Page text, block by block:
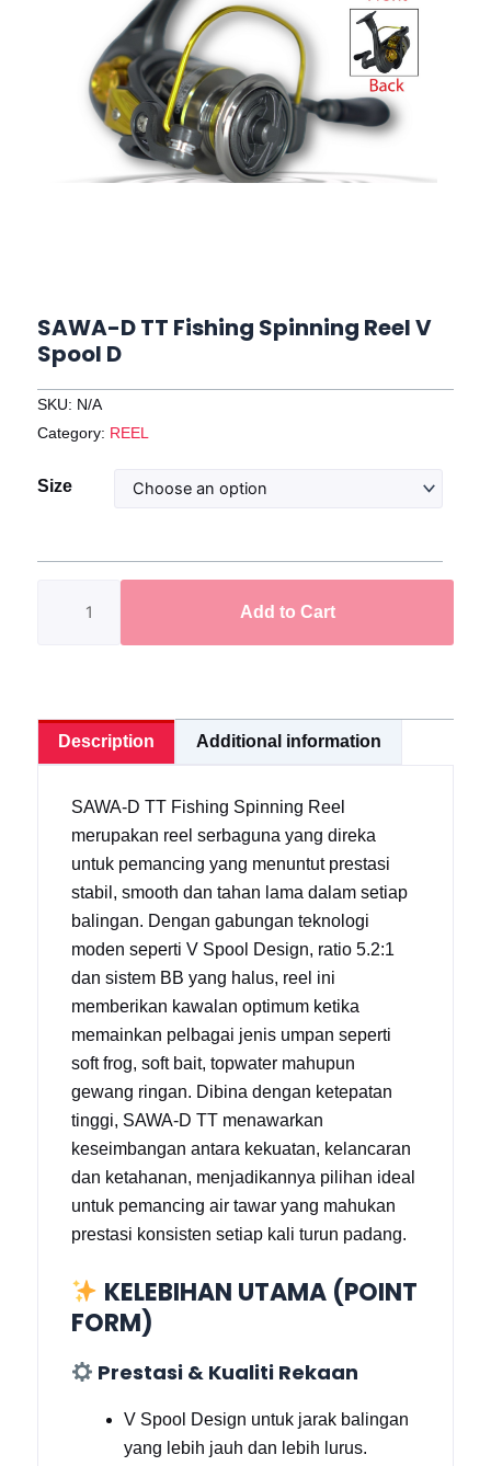
SAWA-D TT Fishing Spinning Reel V
Spool D
SKU: N/A
Category: REEL
Size
SAWA-
Fishing
quantity
Add to Cart
Description Additional information
SAWA-D TT Fishing Spinning Reel
merupakan reel serbaguna yang direka
untuk pemancing yang menuntut prestasi
stabil, smooth dan tahan lama dalam setiap
balingan. Dengan gabungan teknologi
moden seperti V Spool Design, ratio 5.2:1
dan sistem BB yang halus, reel ini
memberikan kawalan optimum ketika
memainkan pelbagai jenis umpan seperti
soft frog, soft bait, topwater mahupun
gewang ringan. Dibina dengan ketepatan
tinggi, SAWA-D TT menawarkan
keseimbangan antara kekuatan, kelancaran
dan ketahanan, menjadikannya pilihan ideal
untuk pemancing air tawar yang mahukan
prestasi konsisten setiap kali turun padang.
KELEBIHAN UTAMA (POINT
FORM)
Prestasi & Kualiti Rekaan
V Spool Design untuk jarak balingan
yang lebih jauh dan lebih lurus.